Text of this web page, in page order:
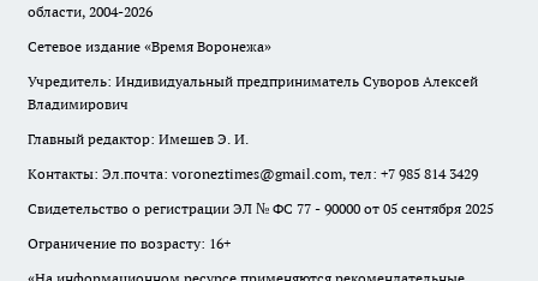
области, 2004-2026
Сетевое издание «Время Воронежа»
Учредитель: Индивидуальный предприниматель Суворов Алексей
Владимирович
Главный редактор: Имешев Э. И.
Контакты: Эл.почта: voroneztimes@gmail.com, тел: +7 985 814 3429
Свидетельство о регистрации ЭЛ № ФС 77 - 90000 от 05 сентября 2025
Ограничение по возрасту: 16+